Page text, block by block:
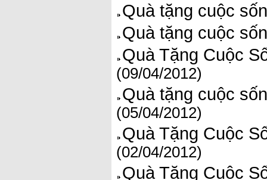
Quà tặng cuộc
Quà tặng cuộc
Quà Tặng Cuộc
(09/04/2012)
Quà tặng cuộc
(05/04/2012)
Quà Tặng Cuộc
(02/04/2012)
Quà Tặng Cuộc